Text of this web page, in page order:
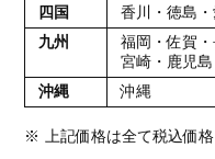
四国
香川・徳島
九州
福岡・佐賀
宮崎・鹿児島
沖縄 沖縄
※ 上記価格は全て税込価